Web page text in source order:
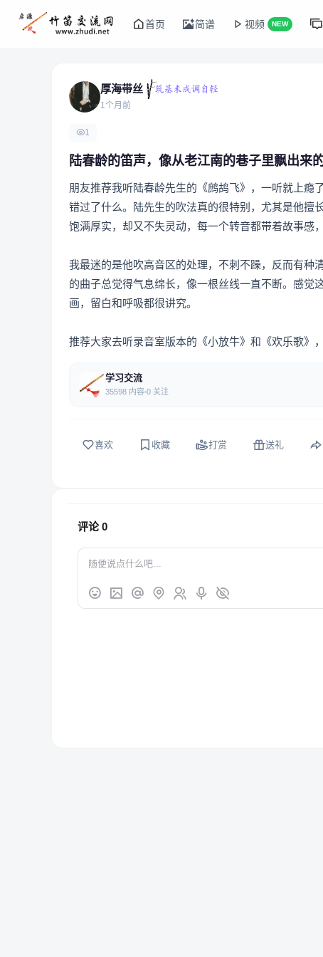
首页 简谱 视频 NEW
厚海带丝
1个月前
1
陆春龄的笛声，像从老江南的巷子里飘出来
朋友推荐我听陆春龄先生的《鹧鸪飞》，一听就上瘾
错过了什么。陆先生的吹法真的很特别，尤其是他擅
饱满厚实，却又不失灵动，每一个转音都带着故事感
我最迷的是他吹高音区的处理，不刺不躁，反而有种
的曲子总觉得气息绵长，像一根丝线一直不断。感觉
画，留白和呼吸都很讲究。
推荐大家去听录音室版本的《小放牛》和《欢乐歌》
学习交流
35598 内容 0 关注
喜欢 收藏 打赏 送礼
评论0